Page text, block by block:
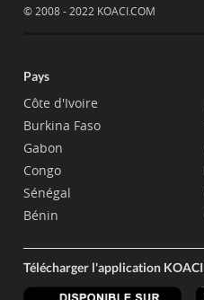
© 2008 - 2022 KOACI.COM
Pays
Côte d'Ivoire
Burkina Faso
Gabon
Congo
Sénégal
Bénin
Télécharger l'application KOACI